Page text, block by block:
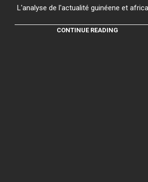
L'analyse de l'actualité guinéene et
CONTINUE READING